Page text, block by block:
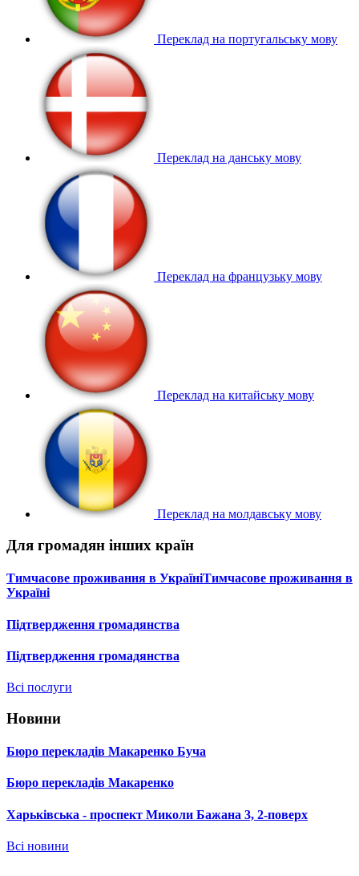
Переклад на португальську мову
Переклад на данську мову
Переклад на французьку мову
Переклад на китайську мову
Переклад на молдавську мову
Для громадян інших країн
Тимчасове проживання в УкраїніТимчасове проживання в
Україні
Підтвердження громадянства
Підтвердження громадянства
Всі послуги
Новини
Бюро перекладів Макаренко Буча
Бюро перекладів Макаренко
Харьківська - проспект Миколи Бажана 3, 2-поверх
Всі новини